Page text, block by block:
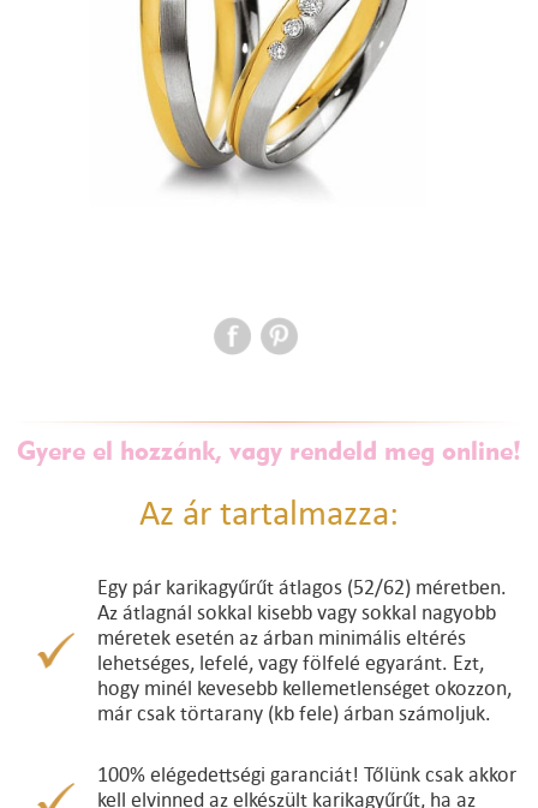
Gyere el hozzánk, vagy rendeld meg online!
Az ár tartalmazza:
Egy pár karikagyűrűt átlagos (52/62) méretben.
Az átlagnál sokkal kisebb vagy sokkal nagyobb
méretek esetén az árban minimális eltérés
lehetséges, lefelé, vagy fölfelé egyaránt. Ezt,
hogy minél kevesebb kellemetlenséget okozzon,
már csak törtarany (kb fele) árban számoljuk.
100% elégedettségi garanciát! Tőlünk csak akkor
kell elvinned az elkészült karikagyűrűt, ha az